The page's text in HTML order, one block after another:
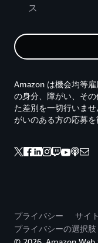
ス
Amazon は機会均等
の身分、障がい、そ
た差別を一切行いま
がいのある方の応募を
プライバシー
サイ
プライバシーの選択肢